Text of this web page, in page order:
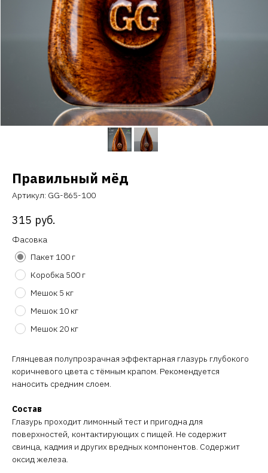
Правильный мёд
Артикул: GG-865-100
315 руб.
Фасовка
Пакет 100 г
Коробка 500 г
Мешок 5 кг
Мешок 10 кг
Мешок 20 кг
Глянцевая полупрозрачная эффектарная глазурь глубокого
коричневого цвета с тёмным крапом. Рекомендуется
наносить средним слоем.
Состав
Глазурь проходит лимонный тест и пригодна для
поверхностей, контактирующих с пищей. Не содержит
свинца, кадмия и других вредных компонентов. Содержит
оксид железа.